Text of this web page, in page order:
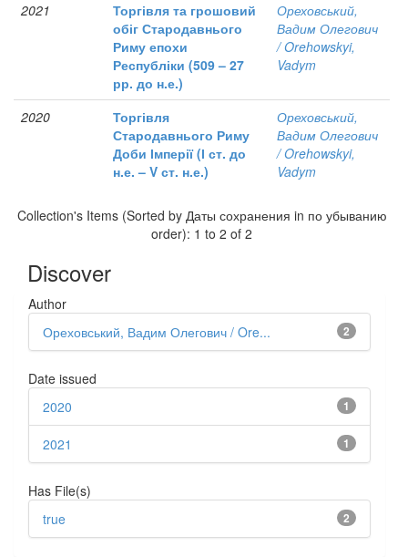
2021
Торгівля та грошовий
обіг Стародавнього
Риму епохи
Республіки (509 – 27
рр. до н.е.)
Ореховський,
Вадим Олегович
/ Orehowskyi,
Vadym
2020
Торгівля
Стародавнього Риму
Доби Імперії (І ст. до
н.е. – V ст. н.е.)
Ореховський,
Вадим Олегович
/ Orehowskyi,
Vadym
Collection's Items (Sorted by Даты сохранения in по убыванию
order): 1 to 2 of 2
Discover
Author
2
Ореховський, Вадим Олегович / Ore...
Date issued
1
2020
1
2021
Has File(s)
2
true